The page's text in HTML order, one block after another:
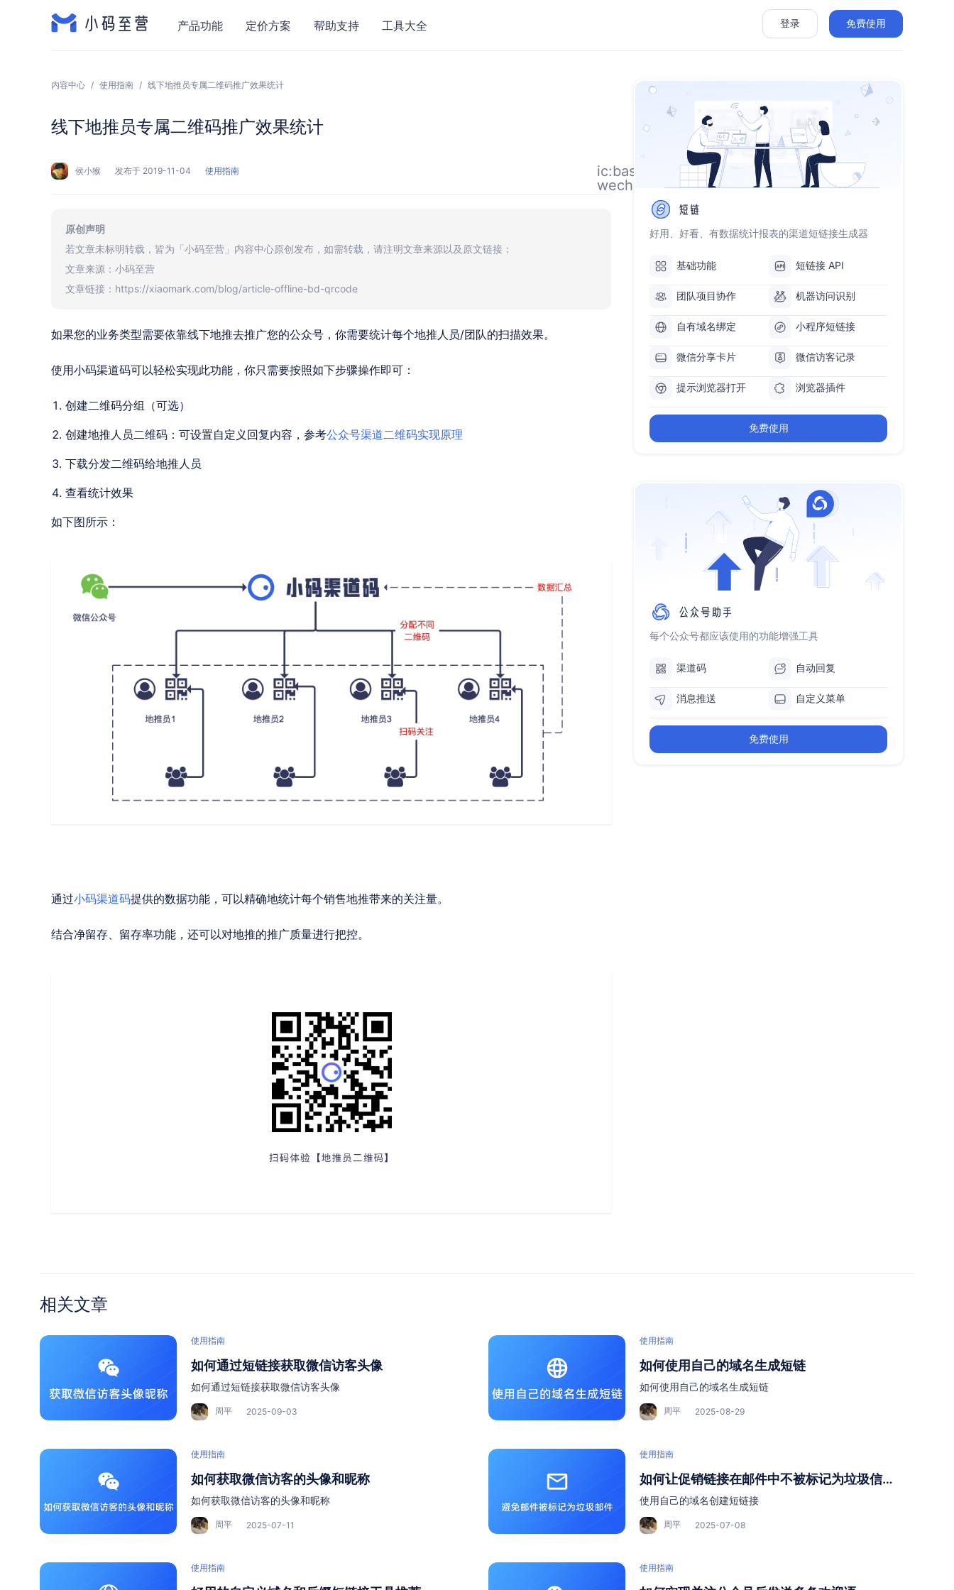
产品功能 定价方案 帮助支持 工具大全 登录 免费使用
内容中心 / 使用指南 / 线下地推员专属二维码推广效果统计
线下地推员专属二维码推广效果统计
侯小猴 发布于 2019-11-04 使用指南
ic:baseline-
wechat
原创声明
若文章未标明转载，皆为「小码至营」内容中心原创发布，如需转载，请注明文章来源以及原文链接：
文章来源：小码至营
文章链接：https://xiaomark.com/blog/article-offline-bd-qrcode
如果您的业务类型需要依靠线下地推去推广您的公众号，你需要统计每个地推人员/团队的扫描效果。
使用小码渠道码可以轻松实现此功能，你只需要按照如下步骤操作即可：
创建二维码分组（可选）
创建地推人员二维码：可设置自定义回复内容，参考公众号渠道二维码实现原理
下载分发二维码给地推人员
查看统计效果
如下图所示：
通过小码渠道码提供的数据功能，可以精确地统计每个销售地推带来的关注量。
结合净留存、留存率功能，还可以对地推的推广质量进行把控。
好用、好看、有数据统计报表的渠道短链接生成器
基础功能 短链接 API
团队项目协作 机器访问识别
自有域名绑定 小程序短链接
微信分享卡片 微信访客记录
提示浏览器打开 浏览器插件
免费使用
每个公众号都应该使用的功能增强工具
渠道码 自动回复
消息推送 自定义菜单
免费使用
相关文章
使用指南
如何通过短链接获取微信访客头像
如何通过短链接获取微信访客头像
周平 2025-09-03
使用指南
如何使用自己的域名生成短链
如何使用自己的域名生成短链
周平 2025-08-29
使用指南
如何获取微信访客的头像和昵称
如何获取微信访客的头像和昵称
周平 2025-07-11
使用指南
如何让促销链接在邮件中不被标记为垃圾信
息？→ 绑定企业域名”
使用自己的域名创建短链接
周平 2025-07-08
使用指南 使用指南